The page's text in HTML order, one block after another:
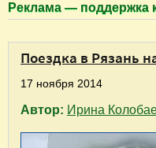
Реклама — поддержка
Поездка в Рязань
17 ноября 2014
Автор: Ирина